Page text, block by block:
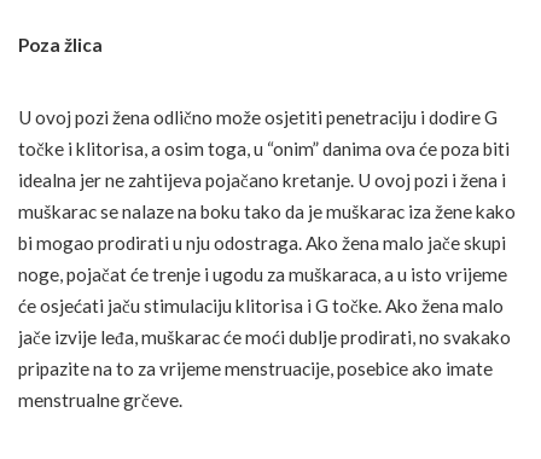
Poza žlica
U ovoj pozi žena odlično može osjetiti penetraciju i dodire G
točke i klitorisa, a osim toga, u “onim” danima ova će poza biti
idealna jer ne zahtijeva pojačano kretanje. U ovoj pozi i žena i
muškarac se nalaze na boku tako da je muškarac iza žene kako
bi mogao prodirati u nju odostraga. Ako žena malo jače skupi
noge, pojačat će trenje i ugodu za muškaraca, a u isto vrijeme
će osjećati jaču stimulaciju klitorisa i G točke. Ako žena malo
jače izvije leđa, muškarac će moći dublje prodirati, no svakako
pripazite na to za vrijeme menstruacije, posebice ako imate
menstrualne grčeve.